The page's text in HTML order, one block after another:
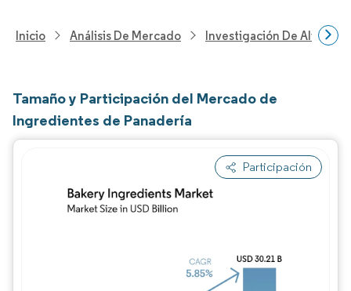
Inicio Análisis De Mercado Investigación De
Tamaño y Participación del Mercado de
Ingredientes de Panadería
Participación